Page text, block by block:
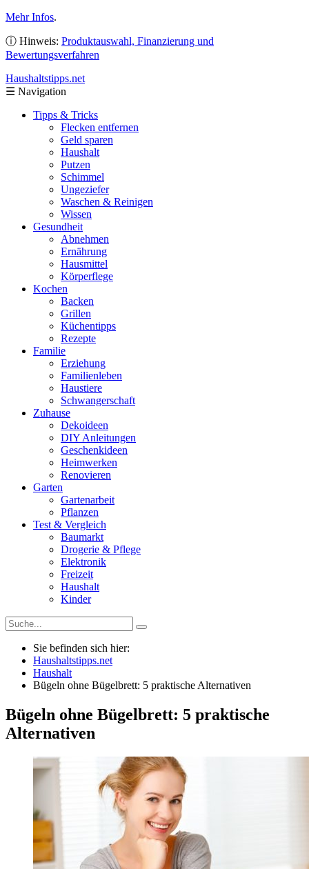
Mehr Infos.
ⓘ Hinweis: Produktauswahl, Finanzierung und
Bewertungsverfahren
Haushaltstipps.net
☰ Navigation
Tipps & Tricks
Flecken entfernen
Geld sparen
Haushalt
Putzen
Schimmel
Ungeziefer
Waschen & Reinigen
Wissen
Gesundheit
Abnehmen
Ernährung
Hausmittel
Körperflege
Kochen
Backen
Grillen
Küchentipps
Rezepte
Familie
Erziehung
Familienleben
Haustiere
Schwangerschaft
Zuhause
Dekoideen
DIY Anleitungen
Geschenkideen
Heimwerken
Renovieren
Garten
Gartenarbeit
Pflanzen
Test & Vergleich
Baumarkt
Drogerie & Pflege
Elektronik
Freizeit
Haushalt
Kinder
Sie befinden sich hier:
Haushaltstipps.net
Haushalt
Bügeln ohne Bügelbrett: 5 praktische Alternativen
Bügeln ohne Bügelbrett: 5 praktische
Alternativen